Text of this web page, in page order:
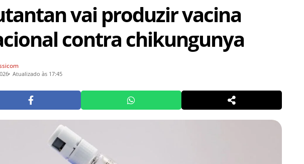
vai produzir vacina
contra chikungunya
Atualizado às 17:45